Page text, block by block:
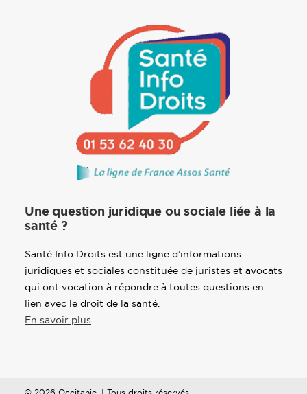
Une question juridique ou sociale liée à la
santé ?
Santé Info Droits est une ligne d’informations
juridiques et sociales constituée de juristes et avocats
qui ont vocation à répondre à toutes questions en
lien avec le droit de la santé.
En savoir plus